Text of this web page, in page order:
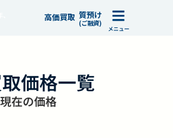
高価買取 質預け
(ご融資)
メニュー
価格一覧
在の価格